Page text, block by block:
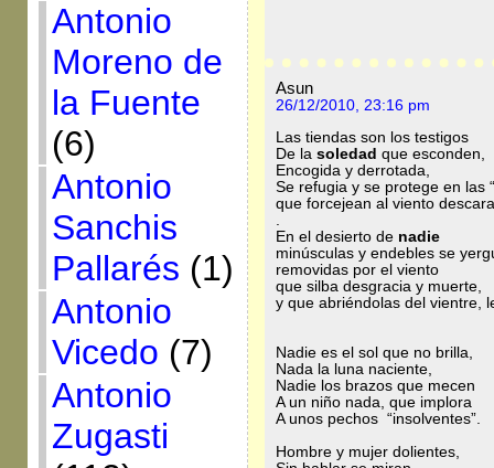
Antonio
Moreno de
la Fuente
(6)
Antonio
Sanchis
Pallarés (1)
Antonio
Vicedo (7)
Antonio
Zugasti
Asun
26/12/2010, 23:16 pm
Las tiendas son los testigos
De la soledad que esconden,
Encogida y derrotada,
Se refugia y se protege en las
que forcejean al viento
En el desierto de nadie
minúsculas y endebles se
removidas por el viento
que silba desgracia y muerte,
y que abriéndolas del vientre,
Nadie es el sol que no brilla,
Nada la luna naciente,
Nadie los brazos que mecen
A un niño nada, que implora
A unos pechos “insolventes”.
Hombre y mujer dolientes,